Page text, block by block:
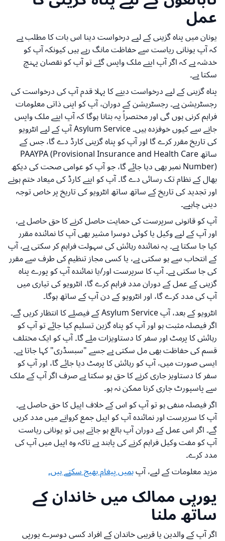
عمل
یونان میں پناہ گزینی کے لیے درخواست دینا اس بات کا مطلب ہے
کہ آپ یونانی ریاست سے حفاظت مانگ رہے ہیں کیونکہ آپ کو
خدشہ ہے کہ اگر آپ اپنے ملک واپس گئے تو آپ کو نقصان پہنچ
سکتا ہے۔
پناہ گزینی کے لیے درخواست دینے کا پہلا قدم آپ کی درخواست کی
رجسٹریشن ہے۔ رجسٹریشن کے دوران، آپ کو اپنی ذاتی معلومات
فراہم کرنی ہوں گی اور مختصراً یہ بتانا ہوگا کہ آپ اپنے ملک واپس
جانے سے کیوں خوفزدہ ہیں۔ Asylum Service آپ کے لیے انٹرویو
کی تاریخ مقرر کرے گا اور آپ کو پناہ گزینی کارڈ دے گا، جس کے
ساتھ PAAYPA (Provisional Insurance and Health Care
Number) نمبر بھی دیا جائے گا، جو آپ کو عوامی صحت کی دیکھ
بھال کے نظام تک رسائی دے گا۔ آپ کو اپنے کارڈ کی میعاد ختم ہونے
اور تجدید کی تاریخ کے ساتھ ساتھ انٹرویو کی تاریخ پر خاص توجہ
دینی چاہیے۔
آپ کو قانونی سرپرست کی حمایت حاصل کرنے کا حق حاصل ہے،
اور آپ کے لیے وکیل یا کوئی دوسرا مشیر بھی آپ کا نمائندہ مقرر
کیا جا سکتا ہے۔ یہ نمائندہ رہائش کی سہولت فراہم کر سکتی ہے، آپ
کے انتخاب سے ہو سکتی ہے، یا کسی مجاز تنظیم کی طرف سے مقرر
کی جا سکتی ہے۔ آپ کا سرپرست اور/یا نمائندہ آپ کو پورے پناہ
گزینی کے عمل کے دوران مدد فراہم کرے گا، انٹرویو کی تیاری میں
آپ کی مدد کرے گا، اور انٹرویو کے دن آپ کے ساتھ ہوگا۔
انٹرویو کے بعد، آپ Asylum Service کے فیصلے کا انتظار کریں گے۔
اگر فیصلہ مثبت ہو اور آپ کو پناہ گزین تسلیم کیا جائے تو آپ کو
رہائش کا پرمٹ اور سفر کا دستاویزات ملے گا۔ آپ کو ایک مختلف
قسم کی حفاظت بھی مل سکتی ہے جسے "سبسڈری" کہا جاتا ہے۔
ایسی صورت میں، آپ کو رہائش کا پرمٹ دیا جائے گا، اور آپ کو
سفر کا دستاویز جاری کرنے کا حق ہو سکتا ہے صرف اگر آپ کے ملک
سے پاسپورٹ جاری کرنا ممکن نہ ہو۔
اگر فیصلہ منفی ہو تو آپ کو اس کے خلاف اپیل کا حق حاصل ہے۔
آپ کا سرپرست اور نمائندہ آپ کو اپیل جمع کروانے میں مدد کریں
گے۔ اگر اس عمل کے دوران آپ بالغ ہو جاتے ہیں تو یونانی ریاست
آپ کو مفت وکیل فراہم کرنے کی پابند ہے تاکہ وہ اپیل میں آپ کی
مدد کرے۔
مزید معلومات کے لیے، آپہمیں پیغام بھیج سکتے ہیں۔
یورپی ممالک میں خاندان کے
ساتھ ملنا
اگر آپ کے والدین یا قریبی خاندان کے افراد کسی دوسرے یورپی